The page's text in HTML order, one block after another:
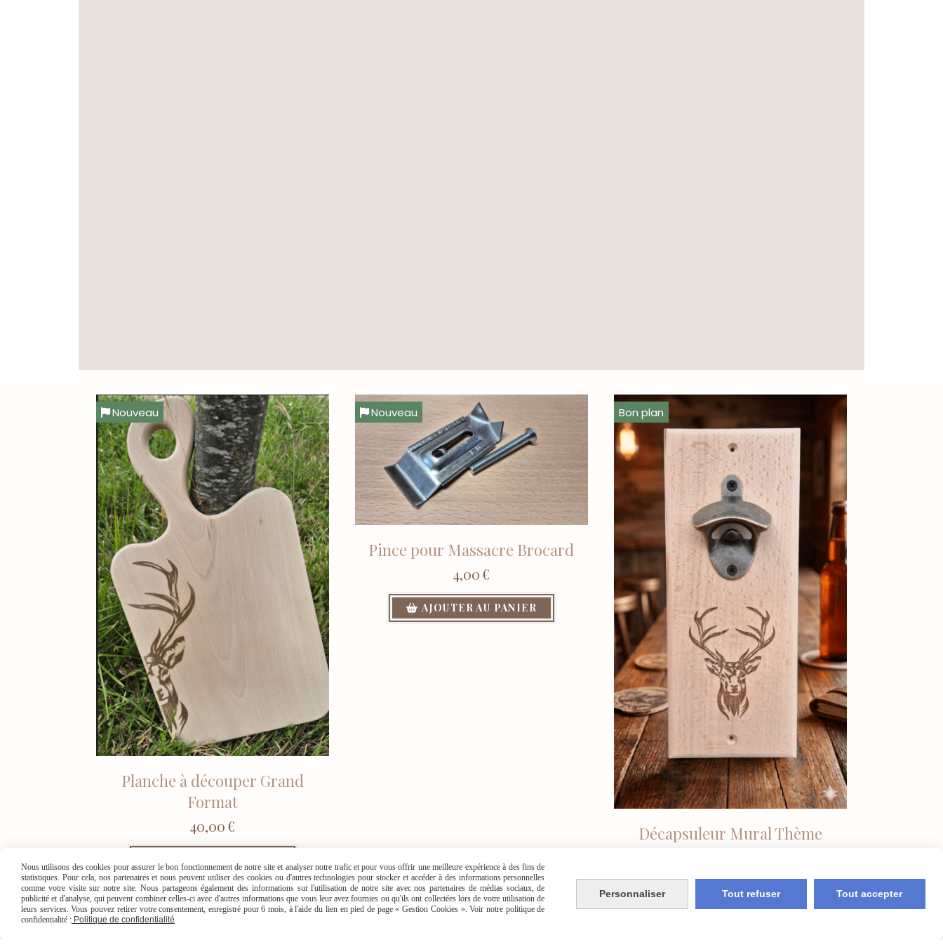
Planche à découper Grand
Format
40,00€
Nouveau
Pince pour Massacre Brocard
4,00€
AJOUTER AU PANIER
Nouveau
Décapsuleur Mural Thème
Chasse
15,00€
AJOUTER AU PANIER
Bon plan
Nous utilisons des cookies pour assurer le bon fonctionnement de notre site et analyser notre trafic et pour vous offrir une meilleure expérience à des fins de
statistiques. Pour cela, nos partenaires et nous peuvent utiliser des cookies ou d'autres technologies pour stocker et accéder à des informations personnelles
comme votre visite sur notre site. Nous partageons également des informations sur l'utilisation de notre site avec nos partenaires de médias sociaux, de
publicité et d'analyse, qui peuvent combiner celles-ci avec d'autres informations que vous leur avez fournies ou qu'ils ont collectées lors de votre utilisation de
leurs services. Vous pouvez retirer votre consentement, enregistré pour 6 mois, à l'aide du lien en pied de page « Gestion Cookies ». Voir notre politique de
confidentialité : Politique de confidentialité
Personnaliser Tout refuser Tout accepter